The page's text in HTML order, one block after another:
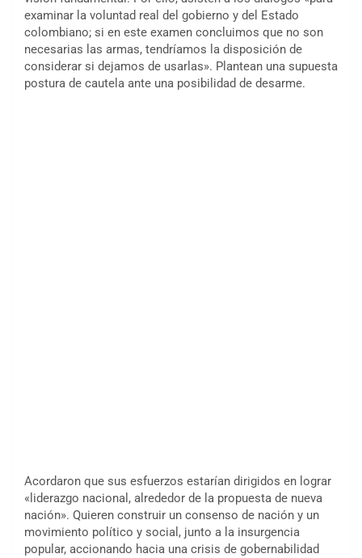
examinar la voluntad real del gobierno y del Estado
colombiano; si en este examen concluimos que no son
necesarias las armas, tendríamos la disposición de
considerar si dejamos de usarlas». Plantean una supuesta
postura de cautela ante una posibilidad de desarme.
Acordaron que sus esfuerzos estarían dirigidos en lograr
«liderazgo nacional, alrededor de la propuesta de nueva
nación». Quieren construir un consenso de nación y un
movimiento político y social, junto a la insurgencia
popular, accionando hacia una crisis de gobernabilidad